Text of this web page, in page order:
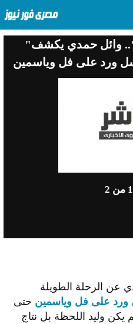
"فكرته من 20 سنة".. وائل حمدي يكشف
ورد على فل وياسمين
1 من 2
عن الرحلة الطويلة
على فل وياسمين حتى
يكن وليد اللحظة بل نتاج